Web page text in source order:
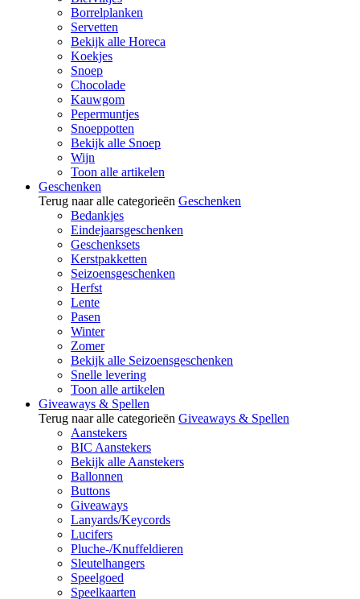
Borrelplanken
Servetten
Bekijk alle Horeca
Koekjes
Snoep
Chocolade
Kauwgom
Pepermuntjes
Snoeppotten
Bekijk alle Snoep
Wijn
Toon alle artikelen
Geschenken
Terug naar alle categorieën Geschenken
Bedankjes
Eindejaarsgeschenken
Geschenksets
Kerstpakketten
Seizoensgeschenken
Herfst
Lente
Pasen
Winter
Zomer
Bekijk alle Seizoensgeschenken
Snelle levering
Toon alle artikelen
Giveaways & Spellen
Terug naar alle categorieën Giveaways & Spellen
Aanstekers
BIC Aanstekers
Bekijk alle Aanstekers
Ballonnen
Buttons
Giveaways
Lanyards/Keycords
Lucifers
Pluche-/Knuffeldieren
Sleutelhangers
Speelgoed
Speelkaarten